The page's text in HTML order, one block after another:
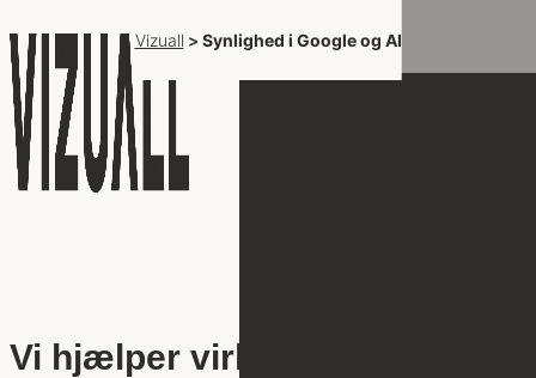
M
Vizuall > Synlighed i Google og AI
Vizuall > Synlighed i Google og AI
Vi hjælper virksomheder med